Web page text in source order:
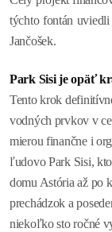
týchto fontán
Jančošek.
Park Sisi je opäť
Tento krok
vodných prvkov v
mierou finančne i
ľudovo Park Sisi,
domu Astória až po
prechádzok a
niekoľko sto ročné